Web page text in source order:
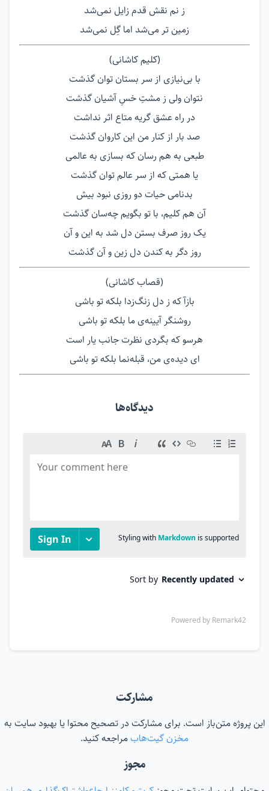
ز نم نقش قدم زایل نمی‌شد
زمین تر می‌شد اما گِل نمی‌شد
(کلیم کاشانی)
با بی‌نیازی از سر بستان توان گذشت
نتوان ولی ز مشتِ خسِ آشیان گذشت
در راه عشق گریه متاع اثر نداشت
صد بار از کنار من این کاروان گذشت
طبعی به هم رسان که بسازی به عالمی
یا همتی که از سر عالم توان گذشت
بدنامی حیات دو روزی نبود بیش
آن هم کلیم، با تو بگویم چه‌سان گذشت
یک روز صرف بستن دل شد به این و آن
روز دگر به کندن دل زین و آن گذشت
(قصاب کاشانی)
بازآ که ز دل زنگ‌زدا بلکه تو باشی
روشنگر آیینه‌ی ما بلکه تو باشی
هرسو که بگردی نظرت جانب یار است
ای دیده‌ی من، قبله‌نما بلکه تو باشی
دیدگاه‌ها
مشارکت
این پروژه متن‌باز است. برای مشارکت در تصحیح محتوا یا بهبود سایت به
مخزن گیت‌هابمراجعه کنید.
مجوز